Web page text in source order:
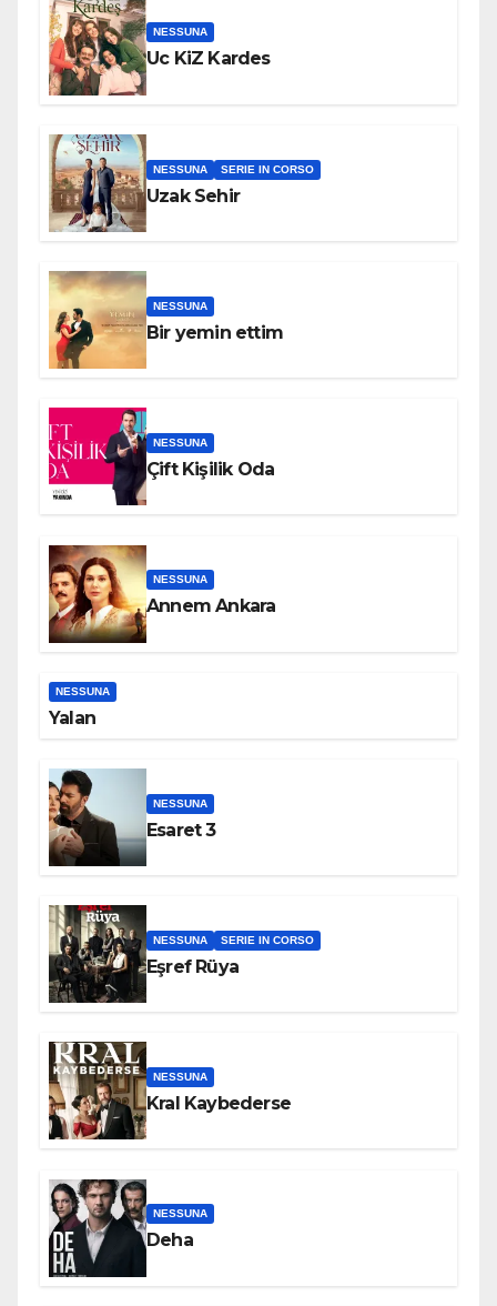
NESSUNA
Uc KiZ Kardes
NESSUNA SERIE IN CORSO
Uzak Sehir
NESSUNA
Bir yemin ettim
NESSUNA
Çift Kişilik Oda
NESSUNA
Annem Ankara
NESSUNA
Yalan
NESSUNA
Esaret 3
NESSUNA SERIE IN CORSO
Eşref Rüya
NESSUNA
Kral Kaybederse
NESSUNA
Deha